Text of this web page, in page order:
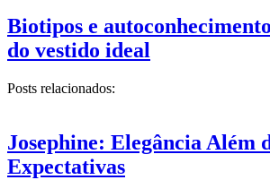
Biotipos e
do vestido ideal
Posts relacionados:
Josephine: Elegância Além
Expectativas